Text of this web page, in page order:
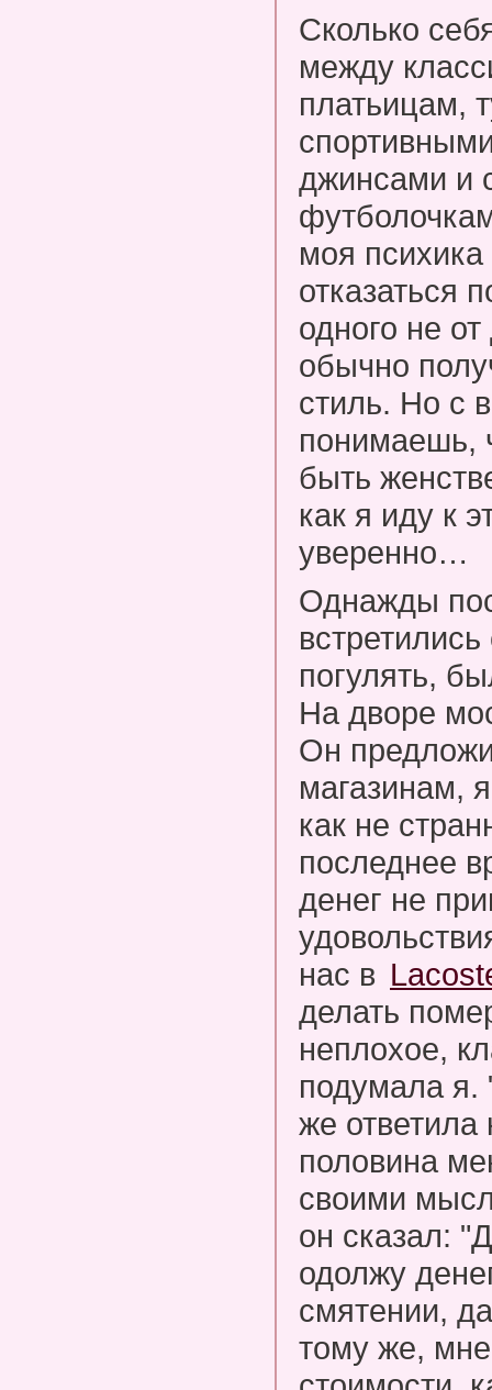
Сколько
между
платьицам,
джинсами и
моя
отказаться
одного не
обычно
стиль. Но с
понимаешь,
быть
как я иду к
уверенно…
Однажды
погулять,
На дворе
Он
магазинам,
как не
последнее
денег не
нас в
делать
неплохое,
подумала я.
же ответила
половина
своими
он сказал:
одолжу
смятении,
тому же,